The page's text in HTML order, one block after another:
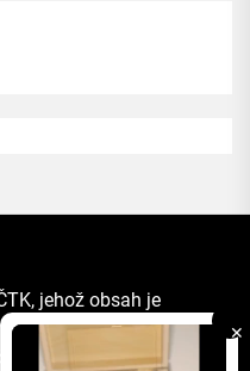
✕
jehož obsah je
šíření či další
části veřejnosti, a to